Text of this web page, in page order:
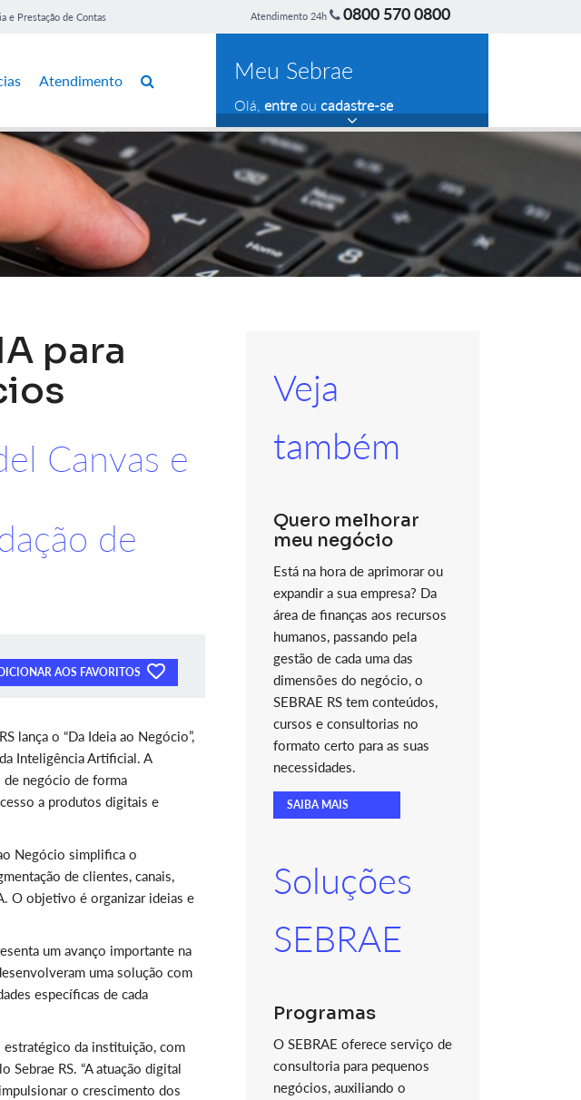
e Prestação de Contas Atendimento 24h 0800 570 0800
Atendimento Meu Sebrae
Olá, entreou cadastre-se
para
Canvas e
de
AOS FAVORITOS
lança o “Da Ideia ao Negócio”,
Inteligência Artificial. A
de negócio de forma
a produtos digitais e
Negócio simplifica o
de clientes, canais,
O objetivo é organizar ideias e
um avanço importante na
uma solução com
específicas de cada
da instituição, com
RS. “A atuação digital
o crescimento dos
Veja
também
Quero melhorar
meu negócio
Está na hora de aprimorar ou
expandir a sua empresa? Da
área de finanças aos recursos
humanos, passando pela
gestão de cada uma das
dimensões do negócio, o
SEBRAE RS tem conteúdos,
cursos e consultorias no
formato certo para as suas
necessidades.
SAIBA MAIS
Soluções
SEBRAE
Programas
O SEBRAE oferece serviço de
consultoria para pequenos
negócios, auxiliando o